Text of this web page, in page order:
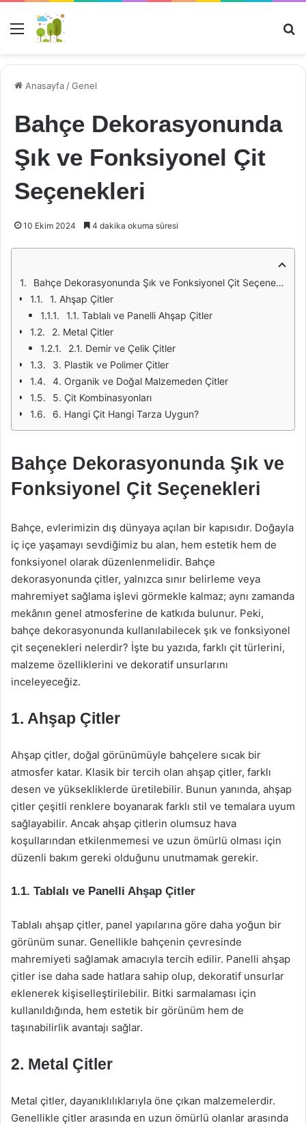
Menü
Anasayfa /Genel
Bahçe Dekorasyonunda
Şık ve Fonksiyonel Çit
Seçenekleri
10 Ekim 2024 4 dakika okuma süresi
Bahçe Dekorasyonunda Şık ve Fonksiyonel Çit Seçenekleri
1. Ahşap Çitler
1.1. Tablalı ve Panelli Ahşap Çitler
2. Metal Çitler
2.1. Demir ve Çelik Çitler
3. Plastik ve Polimer Çitler
4. Organik ve Doğal Malzemeden Çitler
5. Çit Kombinasyonları
6. Hangi Çit Hangi Tarza Uygun?
Bahçe Dekorasyonunda Şık ve
Fonksiyonel Çit Seçenekleri
Bahçe, evlerimizin dış dünyaya açılan bir kapısıdır. Doğayla
iç içe yaşamayı sevdiğimiz bu alan, hem estetik hem de
fonksiyonel olarak düzenlenmelidir. Bahçe
dekorasyonunda çitler, yalnızca sınır belirleme veya
mahremiyet sağlama işlevi görmekle kalmaz; aynı zamanda
mekânın genel atmosferine de katkıda bulunur. Peki,
bahçe dekorasyonunda kullanılabilecek şık ve fonksiyonel
çit seçenekleri nelerdir? İşte bu yazıda, farklı çit türlerini,
malzeme özelliklerini ve dekoratif unsurlarını
inceleyeceğiz.
1. Ahşap Çitler
Ahşap çitler, doğal görünümüyle bahçelere sıcak bir
atmosfer katar. Klasik bir tercih olan ahşap çitler, farklı
desen ve yüksekliklerde üretilebilir. Bunun yanında, ahşap
çitler çeşitli renklere boyanarak farklı stil ve temalara uyum
sağlayabilir. Ancak ahşap çitlerin olumsuz hava
koşullarından etkilenmemesi ve uzun ömürlü olması için
düzenli bakım gereki olduğunu unutmamak gerekir.
1.1. Tablalı ve Panelli Ahşap Çitler
Tablalı ahşap çitler, panel yapılarına göre daha yoğun bir
görünüm sunar. Genellikle bahçenin çevresinde
mahremiyeti sağlamak amacıyla tercih edilir. Panelli ahşap
çitler ise daha sade hatlara sahip olup, dekoratif unsurlar
eklenerek kişiselleştirilebilir. Bitki sarmalaması için
kullanıldığında, hem estetik bir görünüm hem de
taşınabilirlik avantajı sağlar.
2. Metal Çitler
Metal çitler, dayanıklılıklarıyla öne çıkan malzemelerdir.
Genellikle çitler arasında en uzun ömürlü olanlar arasında